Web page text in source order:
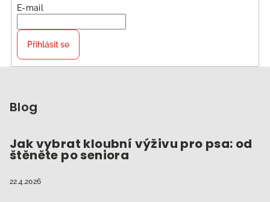
E-mail
Přihlásit se
Blog
Jak vybrat kloubní výživu pro psa: od
štěněte po seniora
22.4.2026